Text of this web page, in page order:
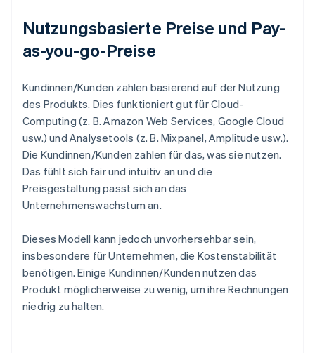
Nutzungsbasierte Preise und Pay-
as-you-go-Preise
Kundinnen/Kunden zahlen basierend auf der Nutzung
des Produkts. Dies funktioniert gut für Cloud-
Computing (z. B. Amazon Web Services, Google Cloud
usw.) und Analysetools (z. B. Mixpanel, Amplitude usw.).
Die Kundinnen/Kunden zahlen für das, was sie nutzen.
Das fühlt sich fair und intuitiv an und die
Preisgestaltung passt sich an das
Unternehmenswachstum an.
Dieses Modell kann jedoch unvorhersehbar sein,
insbesondere für Unternehmen, die Kostenstabilität
benötigen. Einige Kundinnen/Kunden nutzen das
Produkt möglicherweise zu wenig, um ihre Rechnungen
niedrig zu halten.